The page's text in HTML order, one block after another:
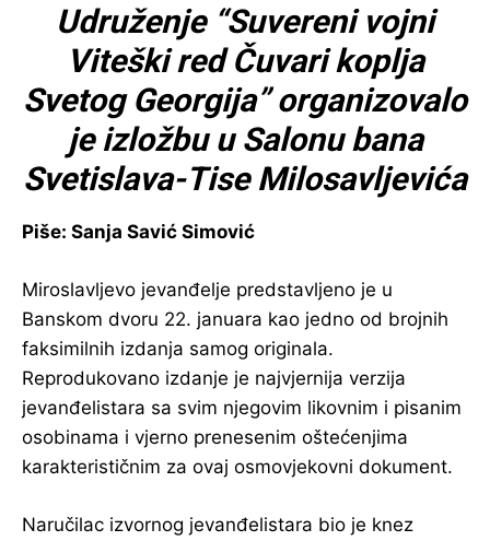
Udruženje “Suvereni vojni
Viteški red Čuvari koplja
Svetog Georgija” organizovalo
je izložbu u Salonu bana
Svetislava-Tise Milosavljevića
Piše: Sanja Savić Simović
Miroslavljevo jevanđelje predstavljeno je u
Banskom dvoru 22. januara kao jedno od brojnih
faksimilnih izdanja samog originala.
Reprodukovano izdanje je najvjernija verzija
jevanđelistara sa svim njegovim likovnim i pisanim
osobinama i vjerno prenesenim oštećenjima
karakterističnim za ovaj osmovjekovni dokument.
Naručilac izvornog jevanđelistara bio je knez